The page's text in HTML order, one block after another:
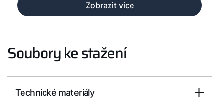
Zobrazit více
Soubory ke stažení
Technické materiály